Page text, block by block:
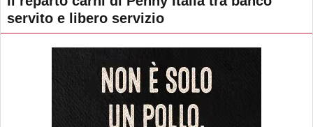
servito e libero servizio